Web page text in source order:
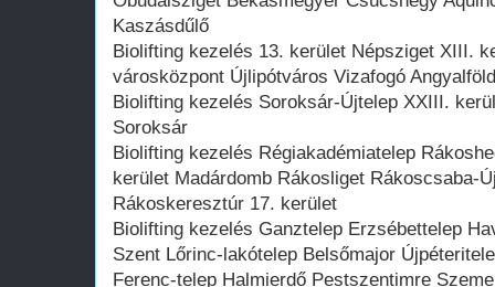
Kaszásdűlő
Biolifting kezelés 13. kerület Népsziget XIII.
városközpont Újlipótváros Vizafogó Angyalföld
Biolifting kezelés Soroksár-Újtelep XXIII.
Soroksár
Biolifting kezelés Régiakadémiatelep
kerület Madárdomb Rákosliget Rákoscsaba-
Rákoskeresztúr 17. kerület
Biolifting kezelés Ganztelep Erzsébettelep
Szent Lőrinc-lakótelep Belsőmajor
Ferenc-telep Halmierdő Pestszentimre